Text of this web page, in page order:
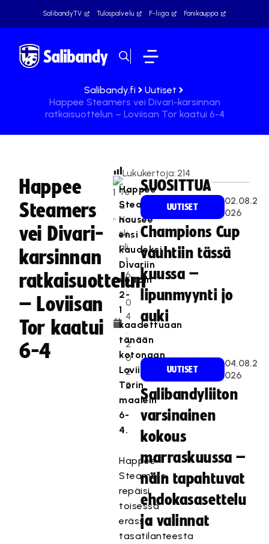
SalibandyTV Tulospalvelu F-liiga Fanikauppa
Salibandy.fi
Uutiset
Happee Steamers vei Divari-karsinnan
ratkaisuottelun – Loviisan Tor kaatui 6-4
Happee
Steamers
vei Divari-
karsinnan
ratkaisuottelun
– Loviisan
Tor kaatui
6-4
Te
a
Na
sk
ali
1
6
.
0
4
.
2
0
2
2
Lukukertoja:214
Happee
Steamers
nousee
ensi
kaudeksi
Divariin
voitoin
2-
1
kaadettuaan
tänään
kotonaan
Loviisan
Torin
maalein
6-
4.
Happee
Steamers
repäisi
toisessa
erässä
tasatilanteesta
SUOSITTUA
UUTISET
02.08.2
026
Champions Cup
vauhtiin tässä
kuussa –
lipunmyynti jo
auki
UUTISET
04.08.2
026
Salibandyliiton
varsinainen
kokous
marraskuussa –
näin tapahtuvat
ehdokasasettelu
ja valinnat